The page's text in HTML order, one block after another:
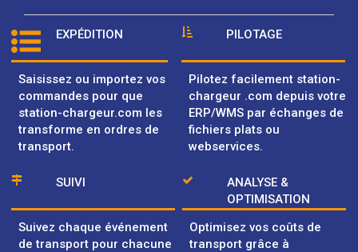
EXPÉDITION
Saisissez ou importez vos
commandes pour que
station-chargeur.com les
transforme en ordres de
transport.
PILOTAGE
Pilotez facilement station-
chargeur .com depuis votre
ERP/WMS par échanges de
fichiers plats ou
webservices.
SUIVI
Suivez chaque événement
de transport pour chacune
ANALYSE &
OPTIMISATION
Optimisez vos coûts de
transport grâce à